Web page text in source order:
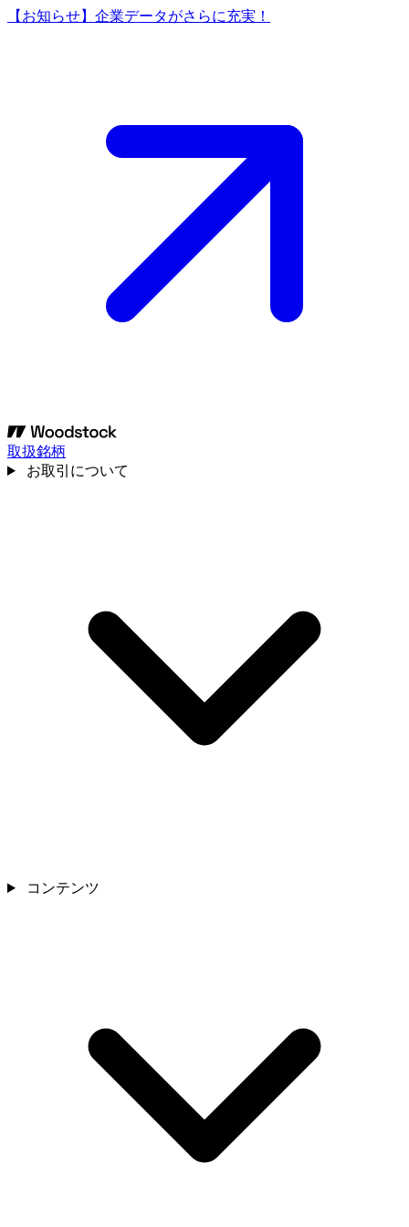
【お知らせ】企業データがさらに充実！
取扱銘柄
お取引について
コンテンツ